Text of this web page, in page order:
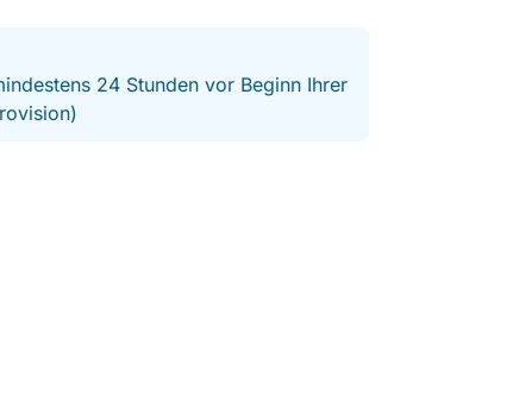
qui met de bonne humeur. À la fin
balade, il nous a également proposé
endroits idylliques à visiter par nos
24 Stunden vor Beginn Ihrer